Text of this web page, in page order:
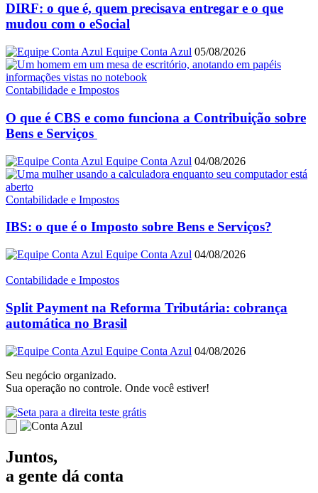
DIRF: o que é, quem precisava entregar e o que
mudou com o eSocial
Equipe Conta Azul 05/08/2026
Contabilidade e Impostos
O que é CBS e como funciona a Contribuição sobre
Bens e Serviços
Equipe Conta Azul 04/08/2026
Contabilidade e Impostos
IBS: o que é o Imposto sobre Bens e Serviços?
Equipe Conta Azul 04/08/2026
Contabilidade e Impostos
Split Payment na Reforma Tributária: cobrança
automática no Brasil
Equipe Conta Azul 04/08/2026
Seu negócio organizado.
Sua operação no controle. Onde você estiver!
teste grátis
Juntos,
a gente dá conta